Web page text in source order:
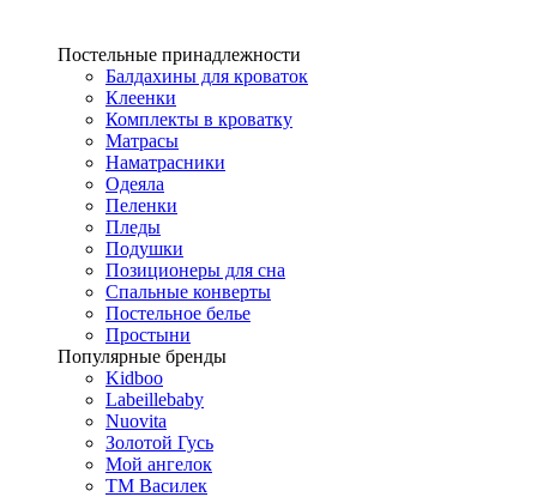
Постельные принадлежности
Балдахины для кроваток
Клеенки
Комплекты в кроватку
Матрасы
Наматрасники
Одеяла
Пеленки
Пледы
Подушки
Позиционеры для сна
Спальные конверты
Постельное белье
Простыни
Популярные бренды
Kidboo
Labeillebaby
Nuovita
Золотой Гусь
Мой ангелок
ТМ Василек